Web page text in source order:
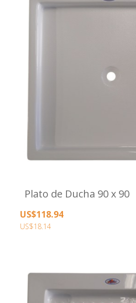
Plato de Ducha 90 x 90
US$118.94
US$18.14